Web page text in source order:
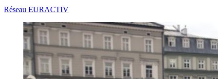
Réseau EURACTIV